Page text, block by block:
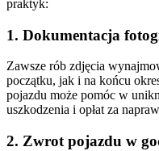
praktyk:
1. Dokumentacja
Zawsze rób zdjęcia
początku, jak i na końcu
pojazdu może pomóc w
uszkodzenia i opłat za
2. Zwrot pojazdu w